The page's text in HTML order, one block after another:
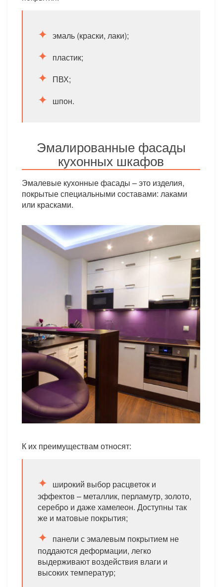
эмаль (краски, лаки);
пластик;
ПВХ;
шпон.
Эмалированные фасады
кухонных шкафов
Эмалевые кухонные фасады – это изделия,
покрытые специальными составами: лаками
или красками.
К их преимуществам относят:
широкий выбор расцветок и
эффектов – металлик, перламутр, золото,
серебро и даже хамелеон. Доступны так
же и матовые покрытия;
панели с эмалевым покрытием не
поддаются деформации, легко
выдерживают воздействия влаги и
высоких температур;